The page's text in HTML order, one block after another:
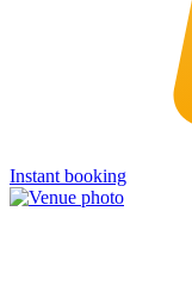
Instant booking